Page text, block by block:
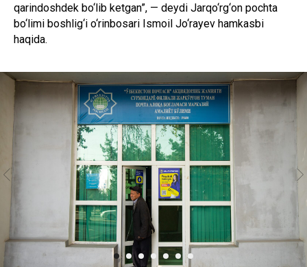
qarindoshdek bo‘lib ketgan”, — deydi Jarqo‘rg‘on pochta
bo‘limi boshlig‘i o‘rinbosari Ismoil Jo‘rayev hamkasbi
haqida.